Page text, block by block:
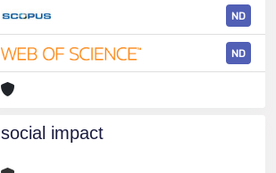
ND
ND
social impact